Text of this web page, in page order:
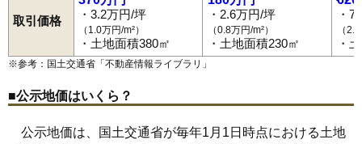
取引価格
・3.2万円/坪
（1.0万円/m²）
・土地面積380㎡
・2.6万円/坪
（0.8万円/m²）
・土地面積230㎡
・
（
・
※参考：国土交通省「不動産情報ライブラリ 」
■公示地価はいくら？
公示地価は、国土交通省が毎年1月1日時点における土地
新里町板橋 新里町大久保 新里町小林新里町高泉
新里町武井新里町鶴ケ谷 新里町野新里町山上
西久方町浜松町東東久方町 平井町広沢町本町
宮本町三吉町元宿町
桐生駅 新桐生駅相老駅新川駅 東新川駅桐生球場前駅